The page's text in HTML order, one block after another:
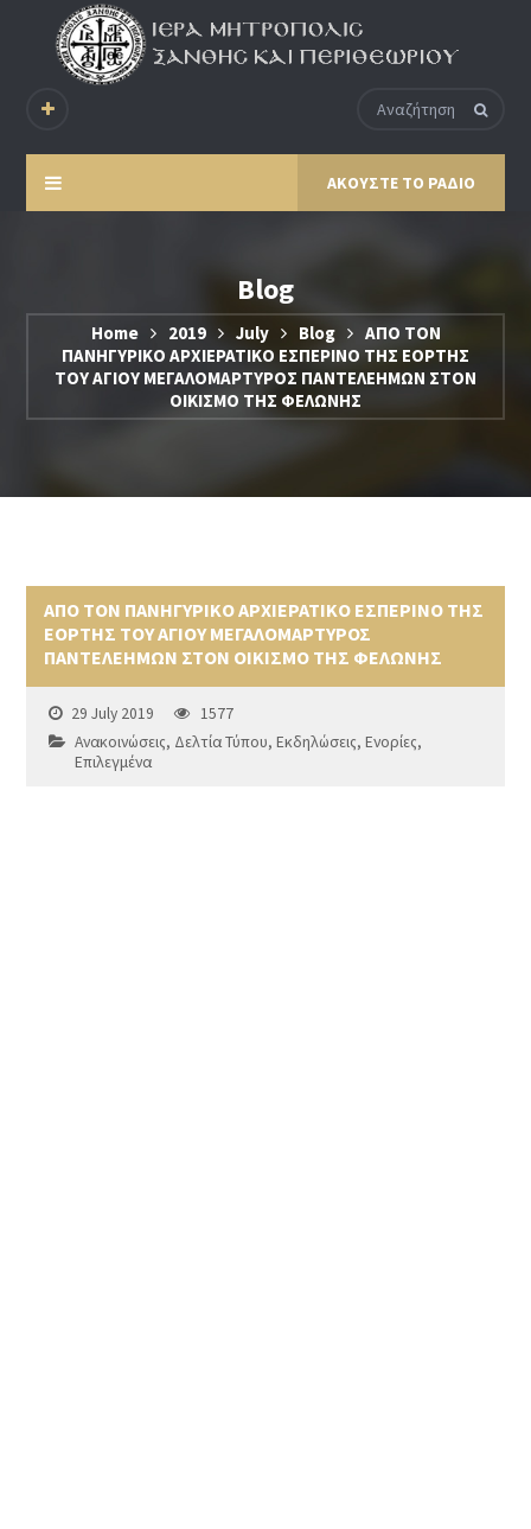
ΑΚΟΥΣΤΕ ΤΟ ΡΑΔΙΟ
Blog
Home 2019 July Blog
ΑΠΟ ΤΟΝ
ΠΑΝΗΓΥΡΙΚΟ ΑΡΧΙΕΡΑΤΙΚΟ ΕΣΠΕΡΙΝΟ ΤΗΣ ΕΟΡΤΗΣ
ΤΟΥ ΑΓΙΟΥ ΜΕΓΑΛΟΜΑΡΤΥΡΟΣ ΠΑΝΤΕΛΕΗΜΩΝ ΣΤΟΝ
ΟΙΚΙΣΜΟ ΤΗΣ ΦΕΛΩΝΗΣ
ΑΠΟ ΤΟΝ ΠΑΝΗΓΥΡΙΚΟ ΑΡΧΙΕΡΑΤΙΚΟ ΕΣΠΕΡΙΝΟ ΤΗΣ
ΕΟΡΤΗΣ ΤΟΥ ΑΓΙΟΥ ΜΕΓΑΛΟΜΑΡΤΥΡΟΣ
ΠΑΝΤΕΛΕΗΜΩΝ ΣΤΟΝ ΟΙΚΙΣΜΟ ΤΗΣ ΦΕΛΩΝΗΣ
29 July 2019
1577
Ανακοινώσεις, Δελτία Τύπου,Εκδηλώσεις,Ενορίες,
Επιλεγμένα